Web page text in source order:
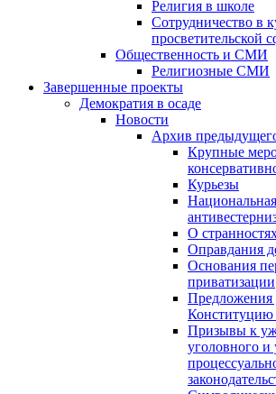
Религия в школе
Сотрудничество в
просветительской
Общественность и СМИ
Религиозные СМИ
Завершенные проекты
Демократия в осаде
Новости
Архив
Крупные
Курьезы
О
Оправдания
Основания
приватизации
Предложения
Конституцию
Призывы к
уголовного и